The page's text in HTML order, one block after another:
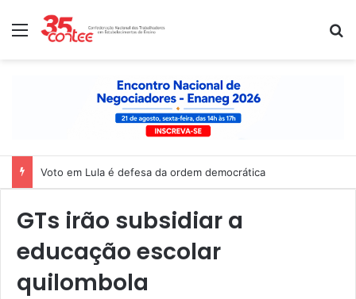
Menu
Voto em Lula é defesa da ordem democrática
GTs irão subsidiar a
educação escolar
quilombola